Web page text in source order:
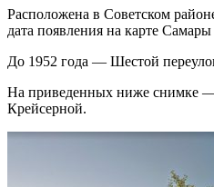
Расположена в Советском
дата появления на карте
До 1952 года — Шестой
На приведенных ниже снимке
Крейсерной.